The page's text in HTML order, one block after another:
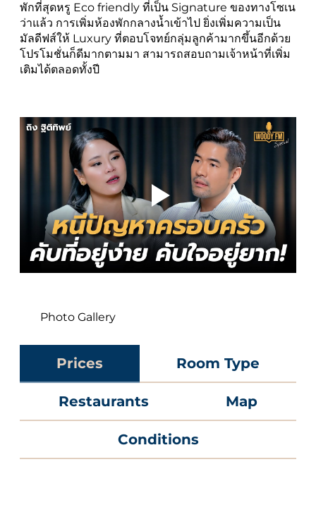
พักที่สุดหรู Eco friendly ที่เป็น Signature ของทางโซเน
ว่าแล้ว การเพิ่มห้องพักกลางน้ำเข้าไป ยิ่งเพิ่มความเป็น
มัลดีฟส์ให้ Luxury ที่ตอบโจทย์กลุ่มลูกค้ามากขึ้นอีกด้วย
โปรโมชั่นก็ดีมากตามมา สามารถสอบถามเจ้าหน้าที่เพิ่ม
เติมได้ตลอดทั้งปี
Prices Room Type
Restaurants Map
Conditions
Photo Gallery